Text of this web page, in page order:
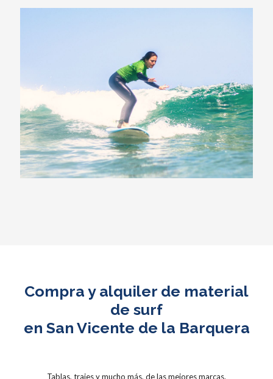
Compra y alquiler de material
de surf
en San Vicente de la Barquera
Tablas, trajes y mucho más, de las mejores marcas.